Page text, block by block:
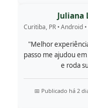
Juliana
Curitiba, PR • Android
"Melhor
passo me ajudou
e roda
📅 Publicado há 2